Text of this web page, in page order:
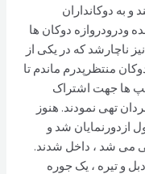
به دوکانداران
ودرودروازه دوکان ها
ناچارشد که در یکی از
منتظرپدرم ماندم تا
ها جهت اشتراک
تهی نمودند. هنوز
ازدورنمایان شد و
می شد ، داخل شدند.
و تیره ، یک جوره